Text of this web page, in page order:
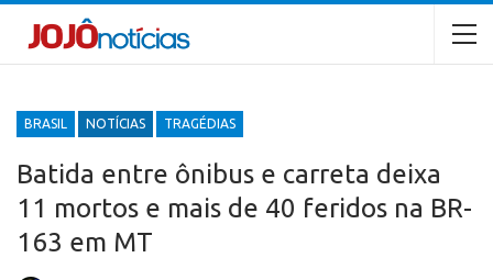
BRASIL NOTÍCIAS TRAGÉDIAS
Batida entre ônibus e carreta deixa
11 mortos e mais de 40 feridos na BR-
163 em MT